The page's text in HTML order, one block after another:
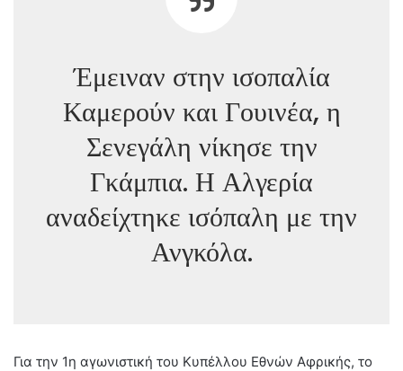
Έμειναν στην ισοπαλία
Καμερούν και Γουινέα, η
Σενεγάλη νίκησε την
Γκάμπια. Η Αλγερία
αναδείχτηκε ισόπαλη με την
Ανγκόλα.
Για την 1η αγωνιστική του Κυπέλλου Εθνών Αφρικής, το